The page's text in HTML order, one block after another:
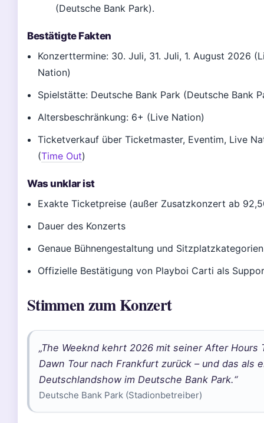
(Deutsche Bank Park).
Bestätigte Fakten
Konzerttermine: 30. Juli, 31. Juli, 1. August 2026
Nation)
Spielstätte: Deutsche Bank Park (Deutsche Bank
Altersbeschränkung: 6+ (Live Nation)
Ticketverkauf über Ticketmaster, Eventim, Live
(Time Out)
Was unklar ist
Exakte Ticketpreise (außer Zusatzkonzert ab
Dauer des Konzerts
Genaue Bühnengestaltung und Sitzplatzkategorien
Offizielle Bestätigung von Playboi Carti als
Stimmen zum Konzert
„The Weeknd kehrt 2026 mit seiner After Hours
Dawn Tour nach Frankfurt zurück – und das als
Deutschlandshow im Deutsche Bank Park.“
Deutsche Bank Park (Stadionbetreiber)